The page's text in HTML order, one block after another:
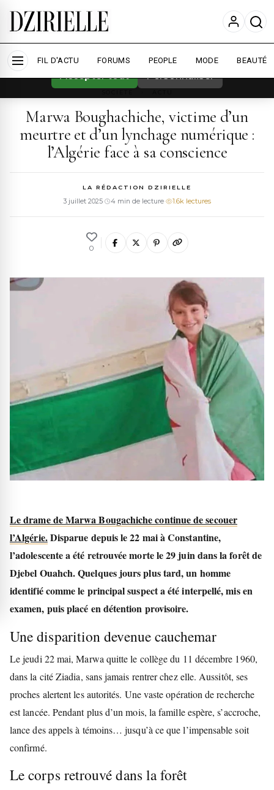
Nous utilisons des cookies pour améliorer
votre expérience et mesurer l'audience. En
Accepter tout Personnaliser
FIL D'ACTU FORUMS PEOPLE MODE BEAUTÉ
Marwa Boughachiche, victime d’un
meurtre et d’un lynchage numérique :
l’Algérie face à sa conscience
LA RÉDACTION DZIRIELLE
3 juillet 2025· 4 min de lecture· 1.6k lectures
0
Le drame de Marwa Bougachiche continue de secouer
l’Algérie.Disparue depuis le 22 mai à Constantine,
l’adolescente a été retrouvée morte le 29 juin dans la forêt de
Djebel Ouahch. Quelques jours plus tard, un homme
identifié comme le principal suspect a été interpellé, mis en
examen, puis placé en détention provisoire.
Une disparition devenue cauchemar
Le jeudi 22 mai, Marwa quitte le collège du 11 décembre 1960,
dans la cité Ziadia, sans jamais rentrer chez elle. Aussitôt, ses
proches alertent les autorités. Une vaste opération de recherche
est lancée. Pendant plus d’un mois, la famille espère, s’accroche,
lance des appels à témoins… jusqu’à ce que l’impensable soit
confirmé.
Le corps retrouvé dans la forêt